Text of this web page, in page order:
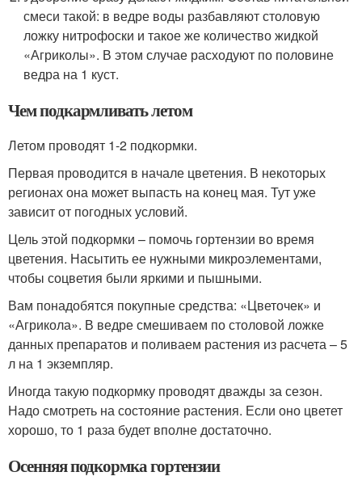
смеси такой: в ведре воды разбавляют столовую
ложку нитрофоски и такое же количество жидкой
«Агриколы». В этом случае расходуют по половине
ведра на 1 куст.
Чем подкармливать летом
Летом проводят 1-2 подкормки.
Первая проводится в начале цветения. В некоторых
регионах она может выпасть на конец мая. Тут уже
зависит от погодных условий.
Цель этой подкормки – помочь гортензии во время
цветения. Насытить ее нужными микроэлементами,
чтобы соцветия были яркими и пышными.
Вам понадобятся покупные средства: «Цветочек» и
«Агрикола». В ведре смешиваем по столовой ложке
данных препаратов и поливаем растения из расчета – 5
л на 1 экземпляр.
Иногда такую подкормку проводят дважды за сезон.
Надо смотреть на состояние растения. Если оно цветет
хорошо, то 1 раза будет вполне достаточно.
Осенняя подкормка гортензии